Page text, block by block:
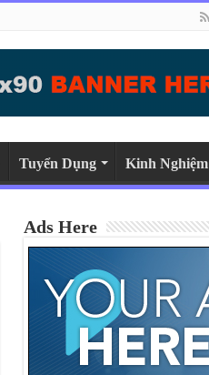
Tuyển Dụng Kinh Nghiệm
Ads Here